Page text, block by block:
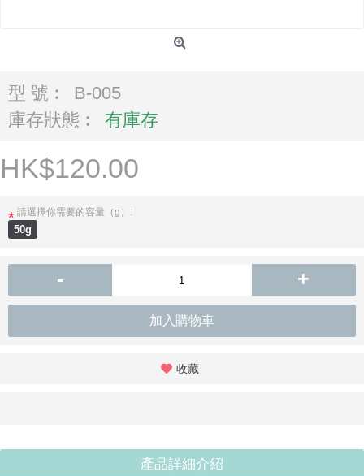
型 號︰
B-005
庫存狀態︰
有庫存
HK$120.00
* 請選擇你需要的容量（g）:
50g
- +
加入購物車
收藏
產品詳細介紹